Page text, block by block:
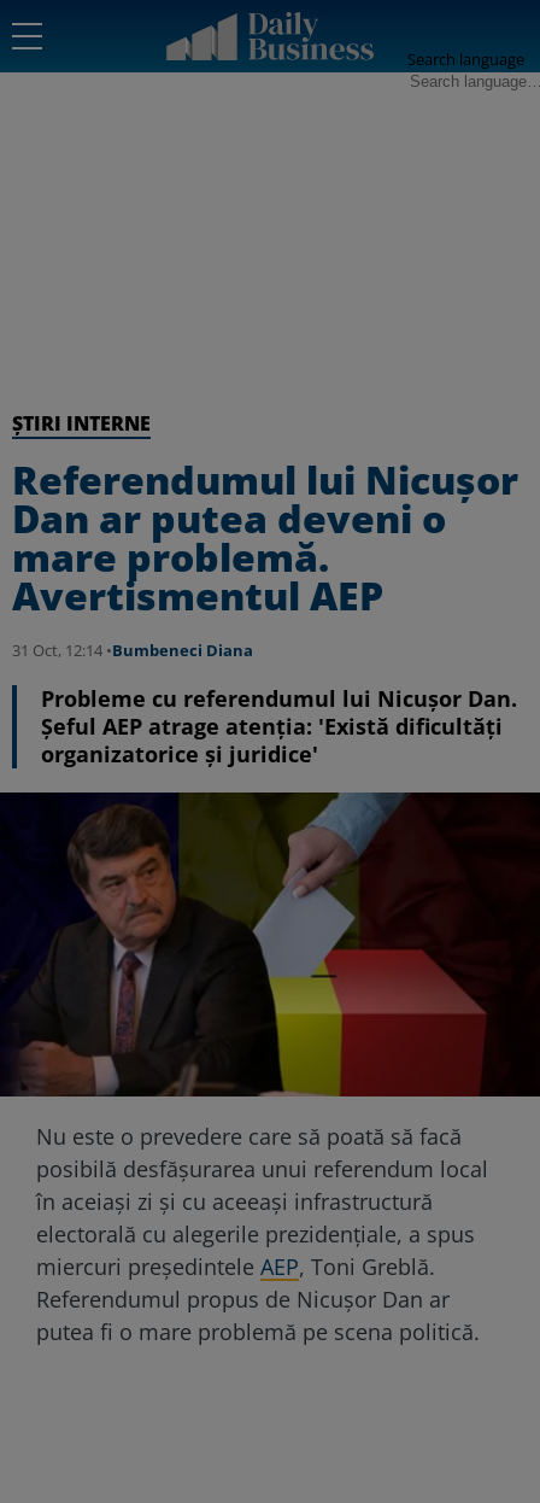
Search language
ȘTIRI INTERNE
Referendumul lui Nicușor
Dan ar putea deveni o
mare problemă.
Avertismentul AEP
31 Oct, 12:14 •Bumbeneci Diana
Probleme cu referendumul lui Nicușor Dan.
Șeful AEP atrage atenția: 'Există dificultăți
organizatorice și juridice'
Nu este o prevedere care să poată să facă
posibilă desfășurarea unui referendum local
în aceiași zi și cu aceeași infrastructură
electorală cu alegerile prezidențiale, a spus
miercuri președintele AEP, Toni Greblă.
Referendumul propus de Nicușor Dan ar
putea fi o mare problemă pe scena politică.